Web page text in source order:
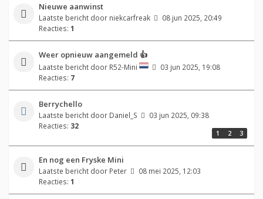
Nieuwe aanwinst
Laatste bericht door niekcarfreak
08 jun 2025, 20:49
Reacties: 1
Weer opnieuw aangemeld 👍
Laatste bericht door R52-Mini
03 jun 2025, 19:08
Reacties: 7
Berrychello
Laatste bericht door Daniel_S
03 jun 2025, 09:38
Reacties: 32
1 2 3
En nog een Fryske Mini
Laatste bericht door Peter
08 mei 2025, 12:03
Reacties: 1